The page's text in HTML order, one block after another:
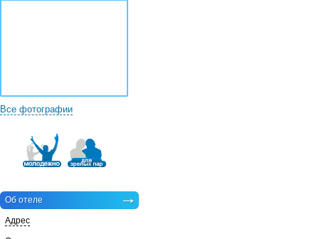
Все фотографии
Об отеле
Адрес